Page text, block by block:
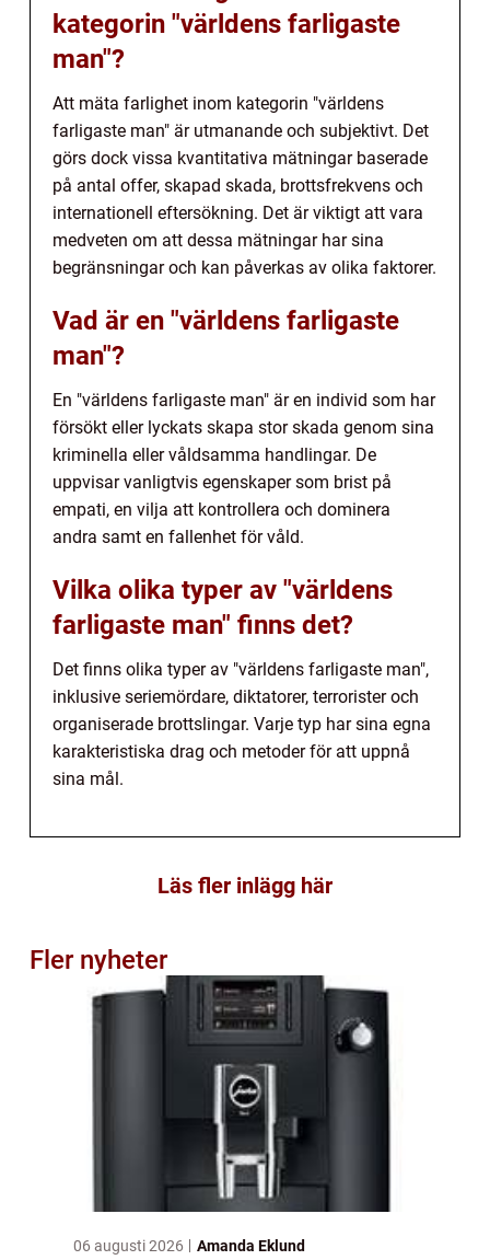
kategorin "världens farligaste
man"?
Att mäta farlighet inom kategorin "världens
farligaste man" är utmanande och subjektivt. Det
görs dock vissa kvantitativa mätningar baserade
på antal offer, skapad skada, brottsfrekvens och
internationell eftersökning. Det är viktigt att vara
medveten om att dessa mätningar har sina
begränsningar och kan påverkas av olika faktorer.
Vad är en "världens farligaste
man"?
En "världens farligaste man" är en individ som har
försökt eller lyckats skapa stor skada genom sina
kriminella eller våldsamma handlingar. De
uppvisar vanligtvis egenskaper som brist på
empati, en vilja att kontrollera och dominera
andra samt en fallenhet för våld.
Vilka olika typer av "världens
farligaste man" finns det?
Det finns olika typer av "världens farligaste man",
inklusive seriemördare, diktatorer, terrorister och
organiserade brottslingar. Varje typ har sina egna
karakteristiska drag och metoder för att uppnå
sina mål.
Läs fler inlägg här
Fler nyheter
06 augusti 2026 Amanda Eklund